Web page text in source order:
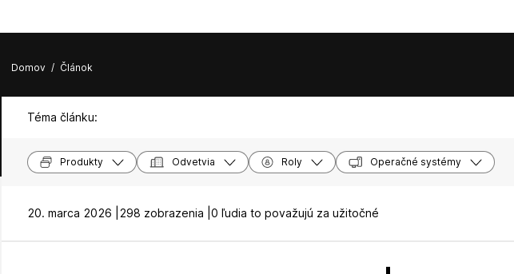
Domov / Článok
Téma článku:
Produkty Odvetvia Roly Operačné systémy
20. marca 2026 | 298 zobrazenia | 0 ľudia to považujú za užitočné